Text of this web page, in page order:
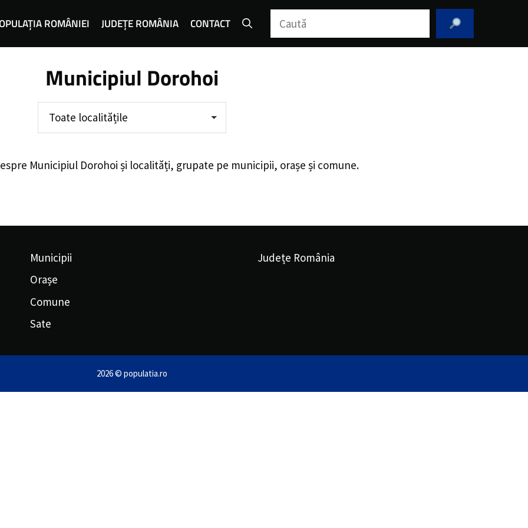
ROMÂNIEI JUDEȚE ROMÂNIA CONTACT Caută
Municipiul Dorohoi
Toate localitățile
Municipiul Dorohoi și localități, grupate pe municipii, orașe și comune.
Municipii
Orașe
Comune
Sate
Județe România
2026 © populatia.ro